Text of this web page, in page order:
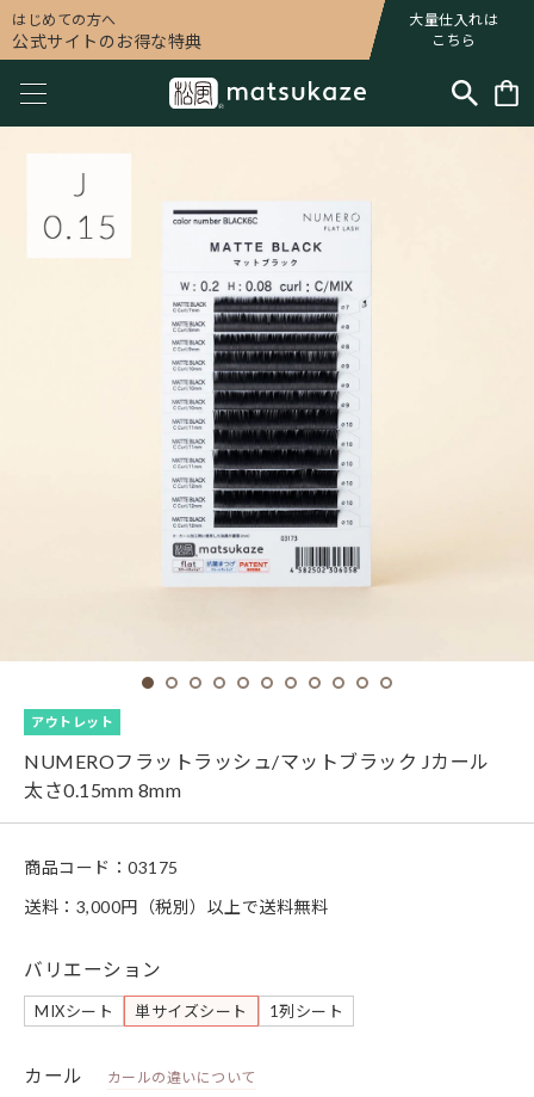
はじめての方へ
公式サイトのお得な特典
大量仕入れは
こちら
アウトレット
NUMEROフラットラッシュ/マットブラック Jカール
太さ0.15mm 8mm
商品コード： 03175
送料：3,000円（税別）以上で送料無料
バリエーション
MIXシート 単サイズシート 1列シート
カール カールの違いについて